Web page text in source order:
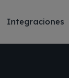
Integraciones